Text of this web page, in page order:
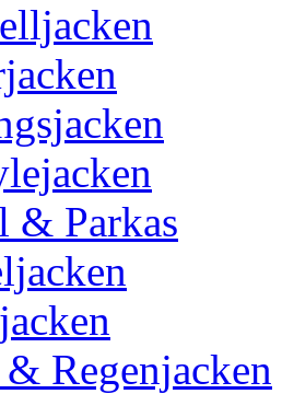
& Parkas
Regenjacken